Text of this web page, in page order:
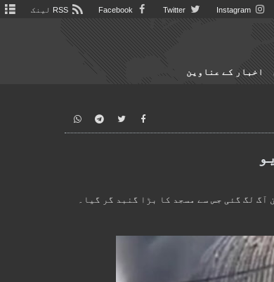
Instagram
اخبار کے عناوین
آگ لگ گئی جس سے مسجد کا بڑا گنبد گر گیا۔